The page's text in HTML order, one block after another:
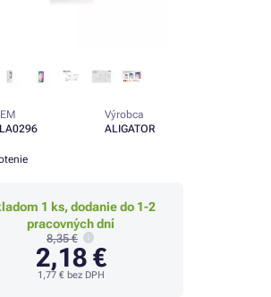
Výrobca
ALIGATOR
1 ks, dodanie do 1-2
pracovných dní
8,35 €
2,18 €
1,77 €bez DPH